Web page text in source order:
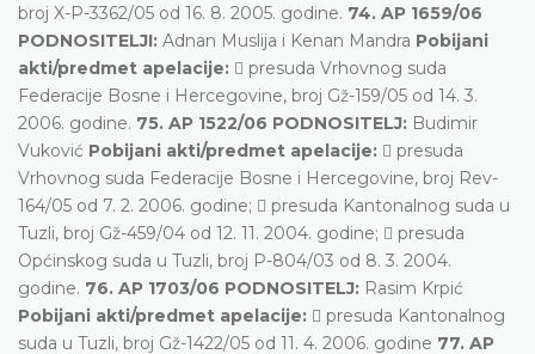
broj X-P-3362/05 od 16. 8. 2005. godine. 74. AP 1659/06
PODNOSITELJI: Adnan Muslija i Kenan Mandra Pobijani
akti/predmet apelacije:  presuda Vrhovnog suda
Federacije Bosne i Hercegovine, broj Gž-159/05 od 14. 3.
2006. godine. 75. AP 1522/06 PODNOSITELJ: Budimir
Vuković Pobijani akti/predmet apelacije:  presuda
Vrhovnog suda Federacije Bosne i Hercegovine, broj Rev-
164/05 od 7. 2. 2006. godine;  presuda Kantonalnog suda u
Tuzli, broj Gž-459/04 od 12. 11. 2004. godine;  presuda
Općinskog suda u Tuzli, broj P-804/03 od 8. 3. 2004.
godine. 76. AP 1703/06 PODNOSITELJ: Rasim Krpić
Pobijani akti/predmet apelacije:  presuda Kantonalnog
suda u Tuzli, broj Gž-1422/05 od 11. 4. 2006. godine 77. AP